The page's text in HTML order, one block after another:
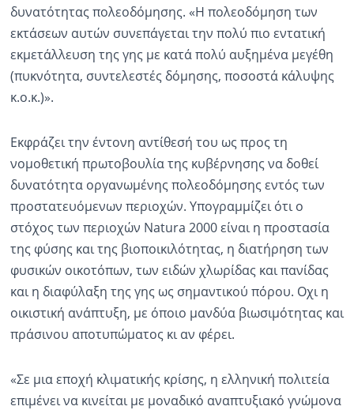
δυνατότητας πολεοδόμησης. «Η πολεοδόμηση των
εκτάσεων αυτών συνεπάγεται την πολύ πιο εντατική
εκμετάλλευση της γης με κατά πολύ αυξημένα μεγέθη
(πυκνότητα, συντελεστές δόμησης, ποσοστά κάλυψης
κ.ο.κ.)».
Εκφράζει την έντονη αντίθεσή του ως προς τη
νομοθετική πρωτοβουλία της κυβέρνησης να δοθεί
δυνατότητα οργανωμένης πολεοδόμησης εντός των
προστατευόμενων περιοχών. Υπογραμμίζει ότι ο
στόχος των περιοχών Natura 2000 είναι η προστασία
της φύσης και της βιοποικιλότητας, η διατήρηση των
φυσικών οικοτόπων, των ειδών χλωρίδας και πανίδας
και η διαφύλαξη της γης ως σημαντικού πόρου. Οχι η
οικιστική ανάπτυξη, με όποιο μανδύα βιωσιμότητας και
πράσινου αποτυπώματος κι αν φέρει.
«Σε μια εποχή κλιματικής κρίσης, η ελληνική πολιτεία
επιμένει να κινείται με μοναδικό αναπτυξιακό γνώμονα